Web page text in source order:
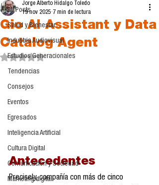
All Posts
Salud y Bienestar
Industria Audiovisual
Estudios Generacionales
Tendencias
Consejos
Eventos
Egresados
Inteligencia Artificial
Cultura Digital
Comunicación y Sociedad
Marketing digital
Gio AI Assistant y Data
Catalog Agent
Jorge Alberto Hidalgo Toledo
19 nov 2025 7 min de lectura
Obtuvo NaN de 5 estrellas.
Antecedentes
Precisely, compañía con más de cinco